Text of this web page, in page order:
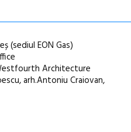
(sediul EON Gas)
Architecture
arh.Antoniu Craiovan,